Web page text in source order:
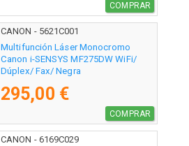
COMPRAR
CANON - 5621C001
Multifunción Láser Monocromo
Canon i-SENSYS MF275DW WiFi/
Dúplex/ Fax/ Negra
295,00 €
COMPRAR
CANON - 6169C029